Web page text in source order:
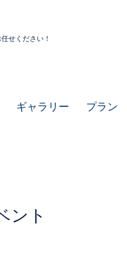
せください！
ギャラリー プラン
ント